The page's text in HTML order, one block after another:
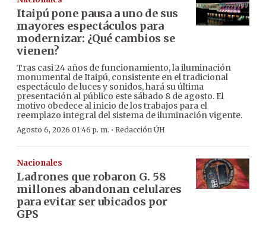
Itaipú pone pausa a uno de sus
mayores espectáculos para
modernizar: ¿Qué cambios se
vienen?
Tras casi 24 años de funcionamiento, la iluminación
monumental de Itaipú, consistente en el tradicional
espectáculo de luces y sonidos, hará su última
presentación al público este sábado 8 de agosto. El
motivo obedece al inicio de los trabajos para el
reemplazo integral del sistema de iluminación vigente.
Agosto 6, 2026 01:46 p. m. · Redacción ÚH
Nacionales
Ladrones que robaron G. 58
millones abandonan celulares
para evitar ser ubicados por
GPS